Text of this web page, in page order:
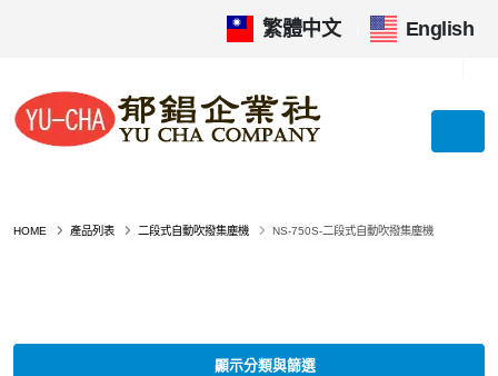
繁體中文 English
HOME 產品列表 二段式自動吹撥集塵機 NS-750S-二段式自動吹撥集塵機
顯示分類與篩選